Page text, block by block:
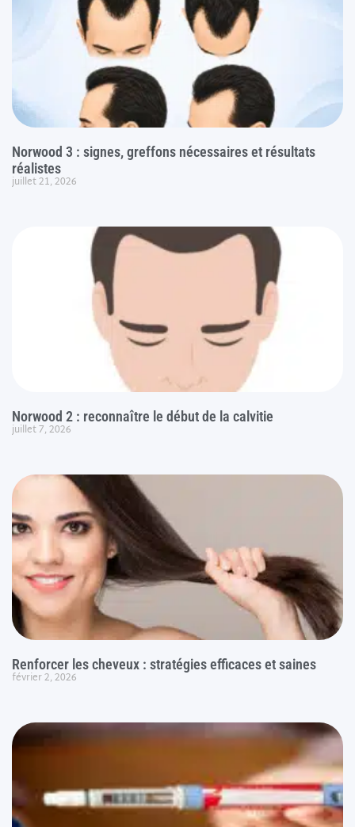
Norwood 3 : signes, greffons nécessaires et résultats
réalistes
juillet 21, 2026
Norwood 2 : reconnaître le début de la calvitie
juillet 7, 2026
Renforcer les cheveux : stratégies efficaces et saines
février 2, 2026